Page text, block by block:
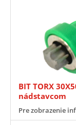
BIT TORX
nádstavcom
Pre zobrazenie